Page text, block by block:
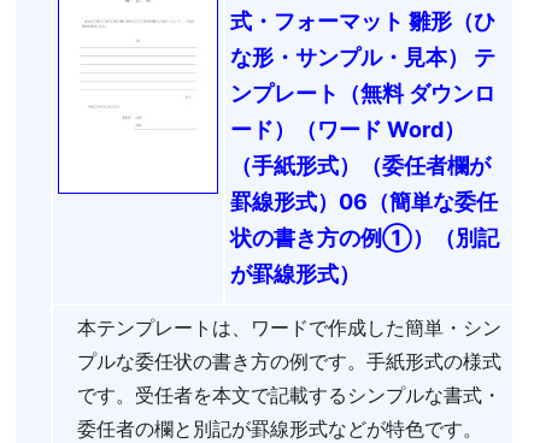
式・フォーマット 雛形（ひ
な形・サンプル・見本） テ
ンプレート（無料 ダウンロ
ード）（ワード Word）
（手紙形式）（委任者欄が
罫線形式）06（簡単な委任
状の書き方の例①）（別記
が罫線形式）
本テンプレートは、ワードで作成した簡単・シン
プルな委任状の書き方の例です。手紙形式の様式
です。受任者を本文で記載するシンプルな書式・
委任者の欄と別記が罫線形式などが特色です。